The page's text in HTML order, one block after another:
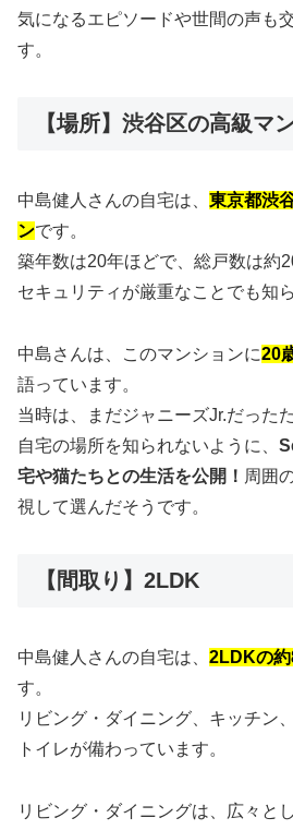
気になるエピソードや世間の声も
す。
【場所】渋谷区の高級マ
中島健人さんの自宅は、 東京都渋
ンです。
築年数は20年ほどで、総戸数は約
セキュリティが厳重なことでも知
中島さんは、このマンションに20
語っています。
当時は、まだジャニーズJr.だったた
自宅の場所を知られないように、
宅や猫たちとの生活を公開！ 周囲
視して選んだそうです。
【間取り】2LDK
中島健人さんの自宅は、 2LDKの
す。
リビング・ダイニング、キッチン
トイレが備わっています。
リビング・ダイニングは、広々と